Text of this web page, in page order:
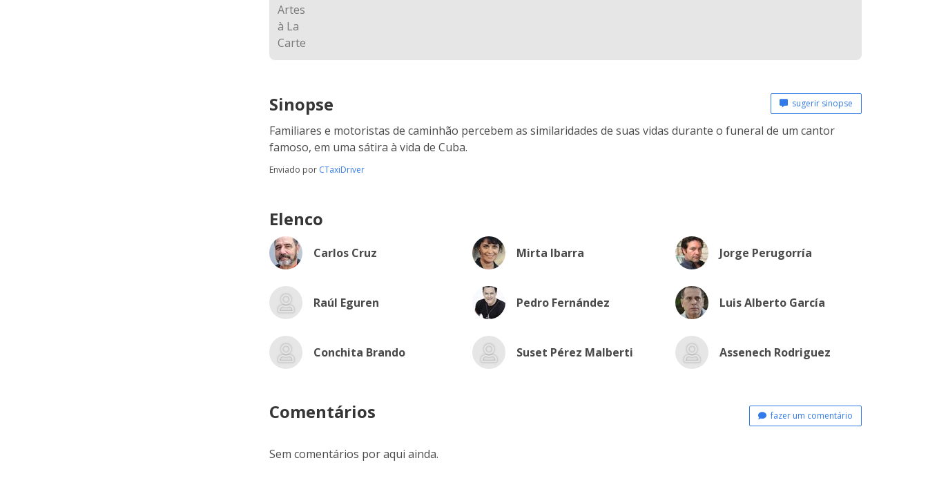
Sinopse sugerir sinopse
Familiares e motoristas de caminhão percebem as similaridades de suas vidas durante o funeral de um cantor
famoso, em uma sátira à vida de Cuba.
Enviado por CTaxiDriver
Elenco
Carlos Cruz Mirta Ibarra Jorge Perugorría
Raúl Eguren Pedro Fernández Luis Alberto García
Conchita Brando Suset Pérez Malberti Assenech Rodriguez
Comentários fazer um comentário
Sem comentários por aqui ainda.